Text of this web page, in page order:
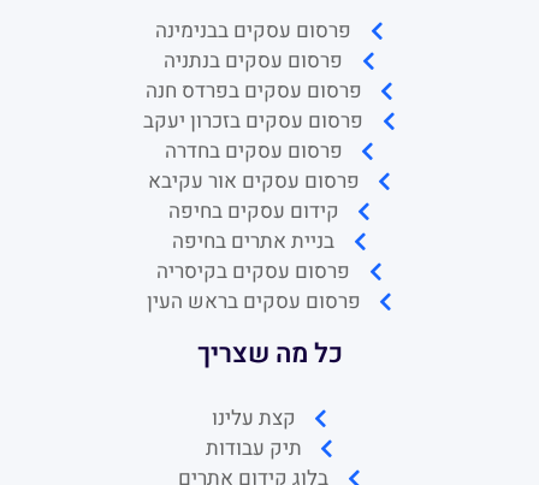
פרסום עסקים אור עקיבא
קידום עסקים בחיפה
בניית אתרים בחיפה
פרסום עסקים בקיסריה
פרסום עסקים בראש העין
כל מה שצריך
קצת עלינו
תיק עבודות
סרטונים
מדיניות פרטיות
הצהרת נגישות